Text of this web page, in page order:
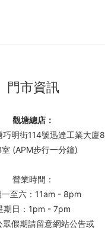
門市資訊
觀塘總店：
巧明街114號迅達工業大廈8
室 (APM步行一分鐘)
營業時間：
一至六：11am - 8pm
期日：1pm - 7pm
眾假期請留意網站公告或